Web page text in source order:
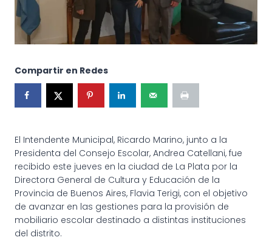
Compartir en Redes
El Intendente Municipal, Ricardo Marino, junto a la
Presidenta del Consejo Escolar, Andrea Catellani, fue
recibido este jueves en la ciudad de La Plata por la
Directora General de Cultura y Educación de la
Provincia de Buenos Aires, Flavia Terigi, con el objetivo
de avanzar en las gestiones para la provisión de
mobiliario escolar destinado a distintas instituciones
del distrito.